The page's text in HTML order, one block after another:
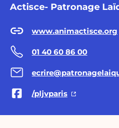
Actisce- Patronage
www.animactisce.org
01 40 60 86 00
/pljvparis